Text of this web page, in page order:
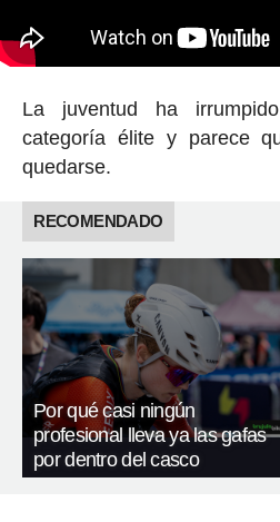
La juventud ha
categoría élite y parece
quedarse.
RECOMENDADO
Por qué casi ningún
profesional lleva ya las gafas
por dentro del casco